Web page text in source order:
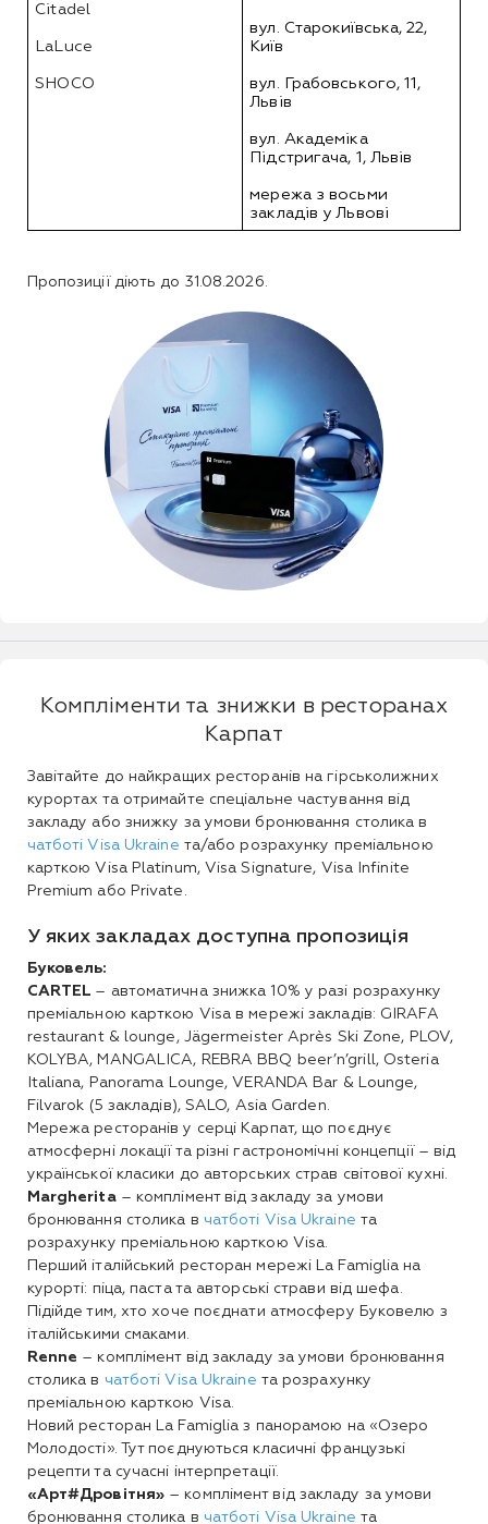
Citadel
LaLuce
SHOCO
вул. Старокиївська, 22,
Київ
вул. Грабовського, 11,
Львів
вул. Академіка
Підстригача, 1, Львів
мережа з восьми
закладів у Львові
Пропозиції діють до 31.08.2026.
Компліменти та знижки в ресторанах
Карпат
Завітайте до найкращих ресторанів на гірськолижних
курортах та отримайте спеціальне частування від
закладу або знижку за умови бронювання столика в
чатботі Visa Ukraine та/або розрахунку преміальною
карткою Visa Platinum, Visa Signature, Visa Infinite
Premium або Private.
У яких закладах доступна пропозиція
Буковель:
CARTEL – автоматична знижка 10% у разі розрахунку
преміальною карткою Visa в мережі закладів: GIRAFA
restaurant & lounge, Jägermeister Après Ski Zone, PLOV,
KOLYBA, MANGALICA, REBRA BBQ beer’n’grill, Osteria
Italiana, Panorama Lounge, VERANDA Bar & Lounge,
Filvarok (5 закладів), SALO, Asia Garden.
Мережа ресторанів у серці Карпат, що поєднує
атмосферні локації та різні гастрономічні концепції – від
української класики до авторських страв світової кухні.
Margherita– комплімент від закладу за умови
бронювання столика в чатботі Visa Ukraine та
розрахунку преміальною карткою Visa.
Перший італійський ресторан мережі La Famiglia на
курорті: піца, паста та авторські страви від шефа.
Підійде тим, хто хоче поєднати атмосферу Буковелю з
італійськими смаками.
Renne – комплімент від закладу за умови бронювання
столика в чатботі Visa Ukraine та розрахунку
преміальною карткою Visa.
Новий ресторан La Famiglia з панорамою на «Озеро
Молодості». Тут поєднуються класичні французькі
рецепти та сучасні інтерпретації.
«Арт#Дровітня» – комплімент від закладу за умови
бронювання столика в чатботі Visa Ukraine та